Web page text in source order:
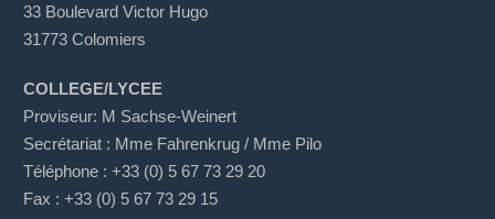
33 Boulevard Victor Hugo
31773 Colomiers
COLLEGE/LYCEE
Proviseur: M Sachse-Weinert
Secrétariat : Mme Fahrenkrug / Mme Pilo
Téléphone : +33 (0) 5 67 73 29 20
Fax : +33 (0) 5 67 73 29 15